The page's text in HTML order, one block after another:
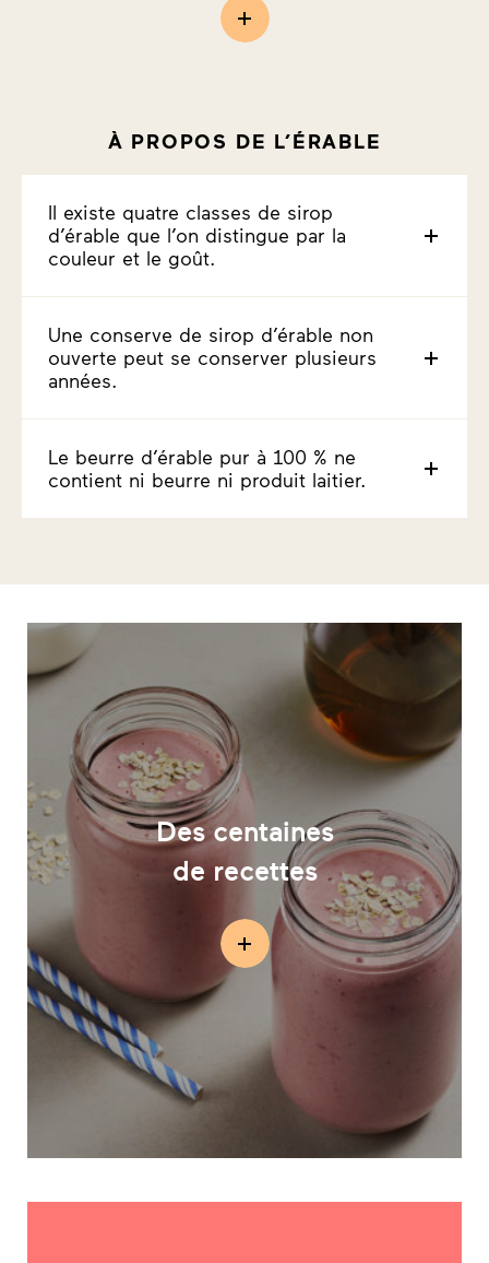
À PROPOS DE L’ÉRABLE
Il existe quatre classes de sirop
d’érable que l’on distingue par la
couleur et le goût.
Une conserve de sirop d’érable non
ouverte peut se conserver plusieurs
années.
Le beurre d’érable pur à 100 % ne
contient ni beurre ni produit laitier.
Des centaines
de recettes